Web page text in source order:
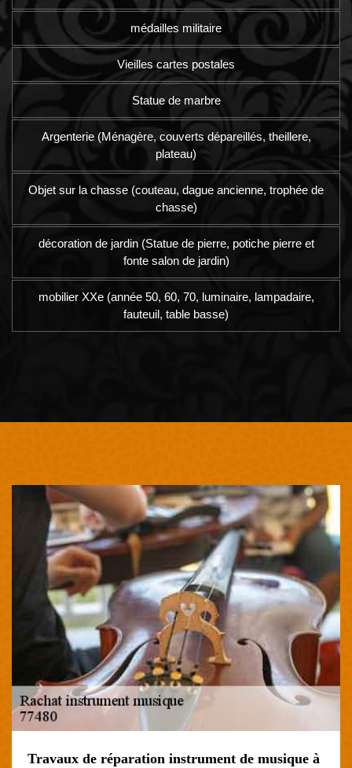
médailles militaire
Vieilles cartes postales
Statue de marbre
Argenterie (Ménagère, couverts dépareillés, theillere,
plateau)
Objet sur la chasse (couteau, dague ancienne, trophée de
chasse)
décoration de jardin (Statue de pierre, potiche pierre et
fonte salon de jardin)
mobilier XXe (année 50, 60, 70, luminaire, lampadaire,
fauteuil, table basse)
Travaux de réparation instrument de musique à